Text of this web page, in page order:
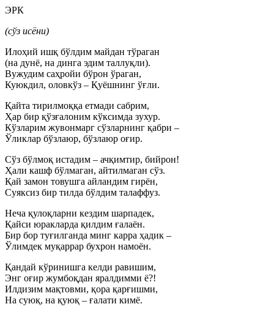
ЭРК
(сўз исёни)
Илоҳий ишқ бўлдим майдан тўраган
(на дунё, на динга эдим таллуқли).
Вужудим саҳройи бўрон ўраган,
Куюкдил, оловкўз – Қуёшнинг ўғли.
Қайта тирилмоққа етмади сабрим,
Ҳар бир қўзғалоним кўксимда зухур.
Кўзларим жувонмарг сўзларнинг қабри –
Ўликлар бўзлаюр, бўзлаюр оғир.
Сўз бўлмоқ истадим – ачқимтир, бийрон!
Ҳали кашф бўлмаган, айтилмаган сўз.
Қай замон товушга айландим гирён,
Суяксиз бир тилда бўлдим талаффуз.
Неча қулоқларни кездим шарпадек,
Қайси юракларда қилдим ғалаён.
Бир бор туғилганда минг карра ҳадик –
Ўлимдек муқаррар бухрон намоён.
Қандай кўринишга келди равишим,
Энг оғир жумбоқдан яралдимми ё?!
Илдизим мақтовми, қора қарғишми,
На суюқ, на қуюқ – ғалати кимё.